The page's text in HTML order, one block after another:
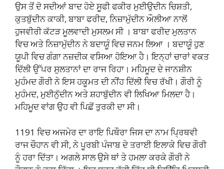
ਉਸ ਤੋਂ ਦੋ ਸਦੀਆਂ ਬਾਦ ਹੋਏ ਸੂਫੀ ਫਕੀਰ ਮੁਈਉਦੀਨ ਚਿਸ਼ਤੀ,
ਕੁਤਬੁੱਦੀਨ ਕਾਕੀ, ਬਾਬਾ ਫਰੀਦ, ਨਿਜ਼ਾਮੁੱਦੀਨ ਔਲੀਆ ਨਾਲੋਂ
ਹੁਜਵੀਰੀ ਕੱਟੜ ਮੂਲਵਾਦੀ ਮੁਸਲਮ ਸੀ । ਬਾਬਾ ਫਰੀਦ ਮੁਲਤਾਨ
ਵਿਚ ਅਤੇ ਨਿਜ਼ਾਮੁੱਦੀਨ ਨੇ ਬਦਾਯੂੰ ਵਿਚ ਜਨਮ ਲਿਆ । ਬਦਾਯੂੰ ਹੁਣ
ਯੂਪੀ ਵਿਚ ਗੰਗਾ ਨਜ਼ਦੀਕ ਵਸਿਆ ਹੋਇਆ ਹੈ। ਇਨ੍ਹਾਂ ਚਾਰਾਂ ਵਕਤ
ਦਿੱਲੀ ਉੱਪਰ ਸੁਲਤਾਨਾਂ ਦਾ ਰਾਜ ਰਿਹਾ। ਮਹਿਮੂਦ ਦੇ ਜਾਨਸ਼ੀਨ
ਮੁਹੰਮਦ ਗੌਰੀ ਨੇ ਇਸ ਹਕੂਮਤ ਦੀ ਨੀਂਹ ਦਿੱਲੀ ਵਿਚ ਰੱਖੀ। ਗੌਰੀ ਨੂੰ
ਮੁਹੰਮਦ, ਮੁਈਨੁੱਦੀਨ ਅਤੇ ਸ਼ਹਾਬੁੱਦੀਨ ਵੀ ਲਿਖਿਆ ਮਿਲਦਾ ਹੈ।
ਮਹਿਮੂਦ ਵਾਂਗ ਉਹ ਵੀ ਪਿਛੋਂ ਤੁਰਕੀ ਦਾ ਸੀ।
1191 ਵਿਚ ਅਜਮੇਰ ਦਾ ਰਾਇ ਪਿਥੌਰਾ ਜਿਸ ਦਾ ਨਾਮ ਪ੍ਰਿਥਵੀ
ਰਾਜ ਚੌਹਾਨ ਵੀ ਸੀ, ਨੇ ਪੂਰਬੀ ਪੰਜਾਬ ਦੇ ਤਰਾਈ ਇਲਾਕੇ ਵਿਚ ਗੌਰੀ
ਨੂੰ ਹਰਾ ਦਿੱਤਾ। ਅਗਲੇ ਸਾਲ ਉਸੇ ਥਾਂ ਤੇ ਹਮਲਾ ਕਰਕੇ ਗੌਰੀ ਨੇ